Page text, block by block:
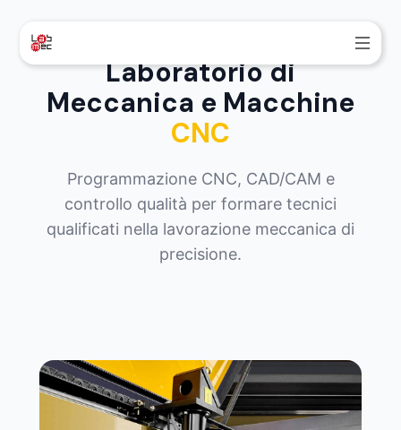
Laboratorio di
Meccanica e Macchine
CNC
Programmazione CNC, CAD/CAM e
controllo qualità per formare tecnici
qualificati nella lavorazione meccanica di
precisione.